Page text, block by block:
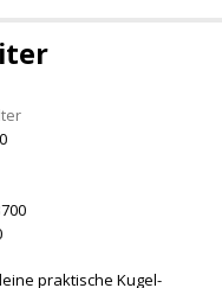
praktische Kugel-